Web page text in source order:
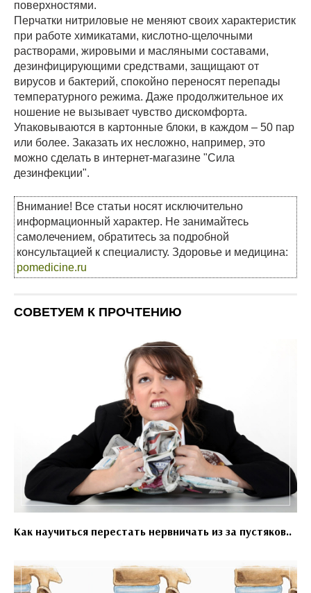
поверхностями.
Перчатки нитриловые не меняют своих характеристик
при работе химикатами, кислотно-щелочными
растворами, жировыми и масляными составами,
дезинфицирующими средствами, защищают от
вирусов и бактерий, спокойно переносят перепады
температурного режима. Даже продолжительное их
ношение не вызывает чувство дискомфорта.
Упаковываются в картонные блоки, в каждом – 50 пар
или более. Заказать их несложно, например, это
можно сделать в интернет-магазине "Сила
дезинфекции".
Внимание! Все статьи носят исключительно
информационный характер. Не занимайтесь
самолечением, обратитесь за подробной
консультацией к специалисту. Здоровье и медицина:
pomedicine.ru
СОВЕТУЕМ К ПРОЧТЕНИЮ
Как научиться перестать нервничать из за пустяков..